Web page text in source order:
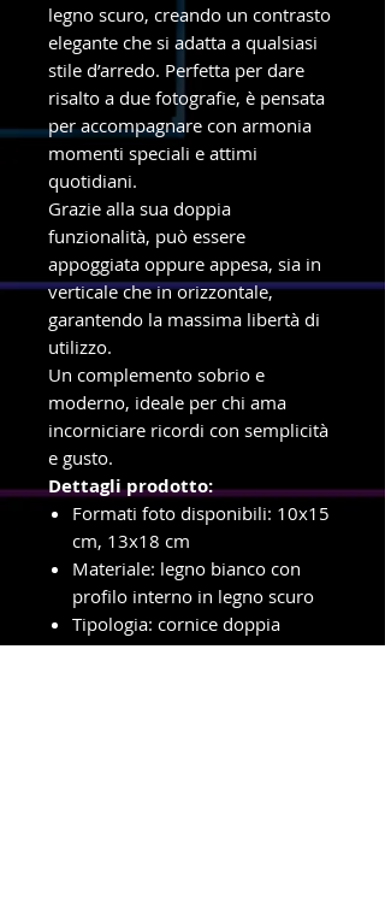
legno scuro, creando un contrasto
elegante che si adatta a qualsiasi
stile d’arredo. Perfetta per dare
risalto a due fotografie, è pensata
per accompagnare con armonia
momenti speciali e attimi
quotidiani.
Grazie alla sua doppia
funzionalità, può essere
appoggiata oppure appesa, sia in
verticale che in orizzontale,
garantendo la massima libertà di
utilizzo.
Un complemento sobrio e
moderno, ideale per chi ama
incorniciare ricordi con semplicità
e gusto.
Dettagli prodotto:
Formati foto disponibili: 10x15
cm, 13x18 cm
Materiale: legno bianco con
profilo interno in legno scuro
Tipologia: cornice doppia
Orientamento: verticale e